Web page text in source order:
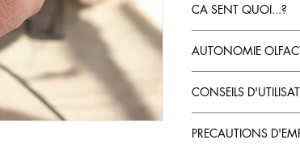
CA SENT QUOI...?
AUTONOMIE
Parfume +/-
votre intérieur
CONSEILS
inférieur de votre
PRECAUTIONS